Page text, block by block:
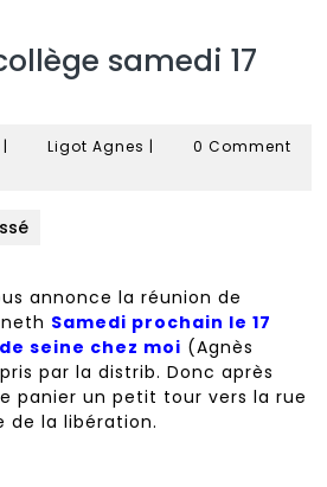
samedi 17
14| Ligot Agnes Ligot
|
0 Comment
annonce la réunion de
Samedi prochain le 17
seine chez moi (Agnès
par la distrib. Donc après
panier un petit tour vers la rue
de la libération.